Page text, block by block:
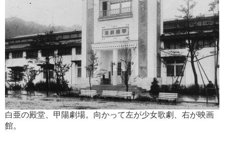
白亜の殿堂、甲陽劇場。向かって左が少女歌劇、右が映画
館。